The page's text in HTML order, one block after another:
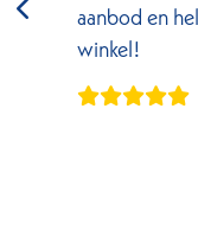
aanbod en
winkel!